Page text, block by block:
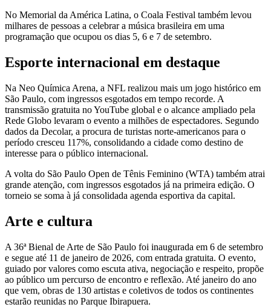
No Memorial da América Latina, o Coala Festival também levou
milhares de pessoas a celebrar a música brasileira em uma
programação que ocupou os dias 5, 6 e 7 de setembro.
Esporte internacional em destaque
Na Neo Química Arena, a NFL realizou mais um jogo histórico em
São Paulo, com ingressos esgotados em tempo recorde. A
transmissão gratuita no YouTube global e o alcance ampliado pela
Rede Globo levaram o evento a milhões de espectadores. Segundo
dados da Decolar, a procura de turistas norte-americanos para o
período cresceu 117%, consolidando a cidade como destino de
interesse para o público internacional.
A volta do São Paulo Open de Tênis Feminino (WTA) também atrai
grande atenção, com ingressos esgotados já na primeira edição. O
torneio se soma à já consolidada agenda esportiva da capital.
Arte e cultura
A 36ª Bienal de Arte de São Paulo foi inaugurada em 6 de setembro
e segue até 11 de janeiro de 2026, com entrada gratuita. O evento,
guiado por valores como escuta ativa, negociação e respeito, propõe
ao público um percurso de encontro e reflexão. Até janeiro do ano
que vem, obras de 130 artistas e coletivos de todos os continentes
estarão reunidas no Parque Ibirapuera.